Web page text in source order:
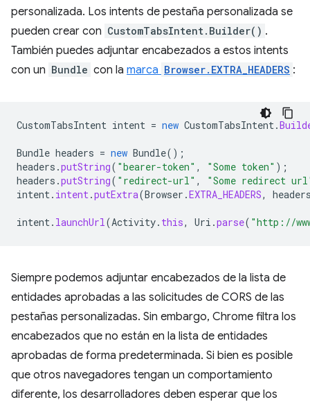
personalizada. Los intents de pestaña personalizada se
pueden crear con CustomTabsIntent.Builder() .
También puedes adjuntar encabezados a estos intents
con un Bundle con la marca Browser.EXTRA_HEADERS :
CustomTabsIntent intent = new CustomTabsIntent.
Bundle headers = new Bundle();
headers .putString( "bearer-token" , "Some token" );
headers .putString( "redirect-url" ,
"Some redirect
intent. intent.putExtra(Browser .EXTRA_HEADERS,
intent. launchUrl(Activity. this, Uri .parse( "http://
Siempre podemos adjuntar encabezados de la lista de
entidades aprobadas a las solicitudes de CORS de las
pestañas personalizadas. Sin embargo, Chrome filtra los
encabezados que no están en la lista de entidades
aprobadas de forma predeterminada. Si bien es posible
que otros navegadores tengan un comportamiento
diferente, los desarrolladores deben esperar que los